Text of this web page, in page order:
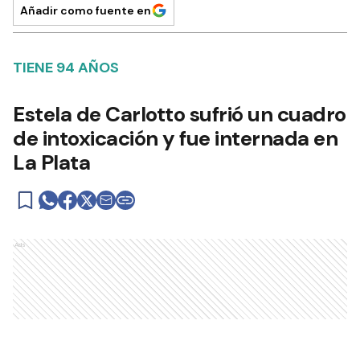
Añadir como fuente en
TIENE 94 AÑOS
Estela de Carlotto sufrió un cuadro
de intoxicación y fue internada en
La Plata
Ads